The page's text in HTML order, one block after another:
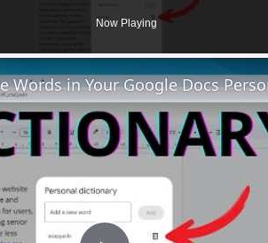
Now Playing
Words in Your Google Docs